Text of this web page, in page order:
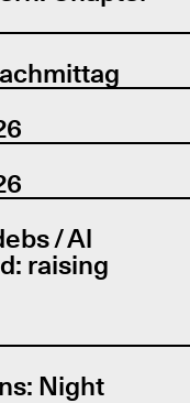
/ Al
raising
Night